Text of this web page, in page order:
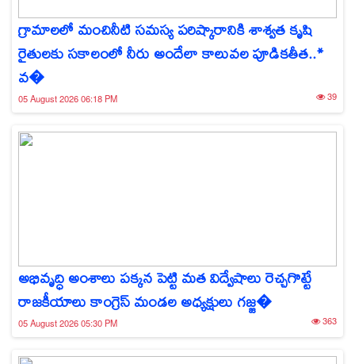
గ్రామాలలో మంచినీటి సమస్య పరిష్కారానికి శాశ్వత కృషి
రైతులకు సకాలంలో నీరు అందేలా కాలువల పూడికతీత..*
వ�
05 August 2026 06:18 PM 39
అభివృద్ధి అంశాలు పక్కన పెట్టి మత విద్వేషాలు రెచ్చగొట్టే
రాజకీయాలు కాంగ్రెస్ మండల అధ్యక్షులు గజ్జ�
05 August 2026 05:30 PM 363